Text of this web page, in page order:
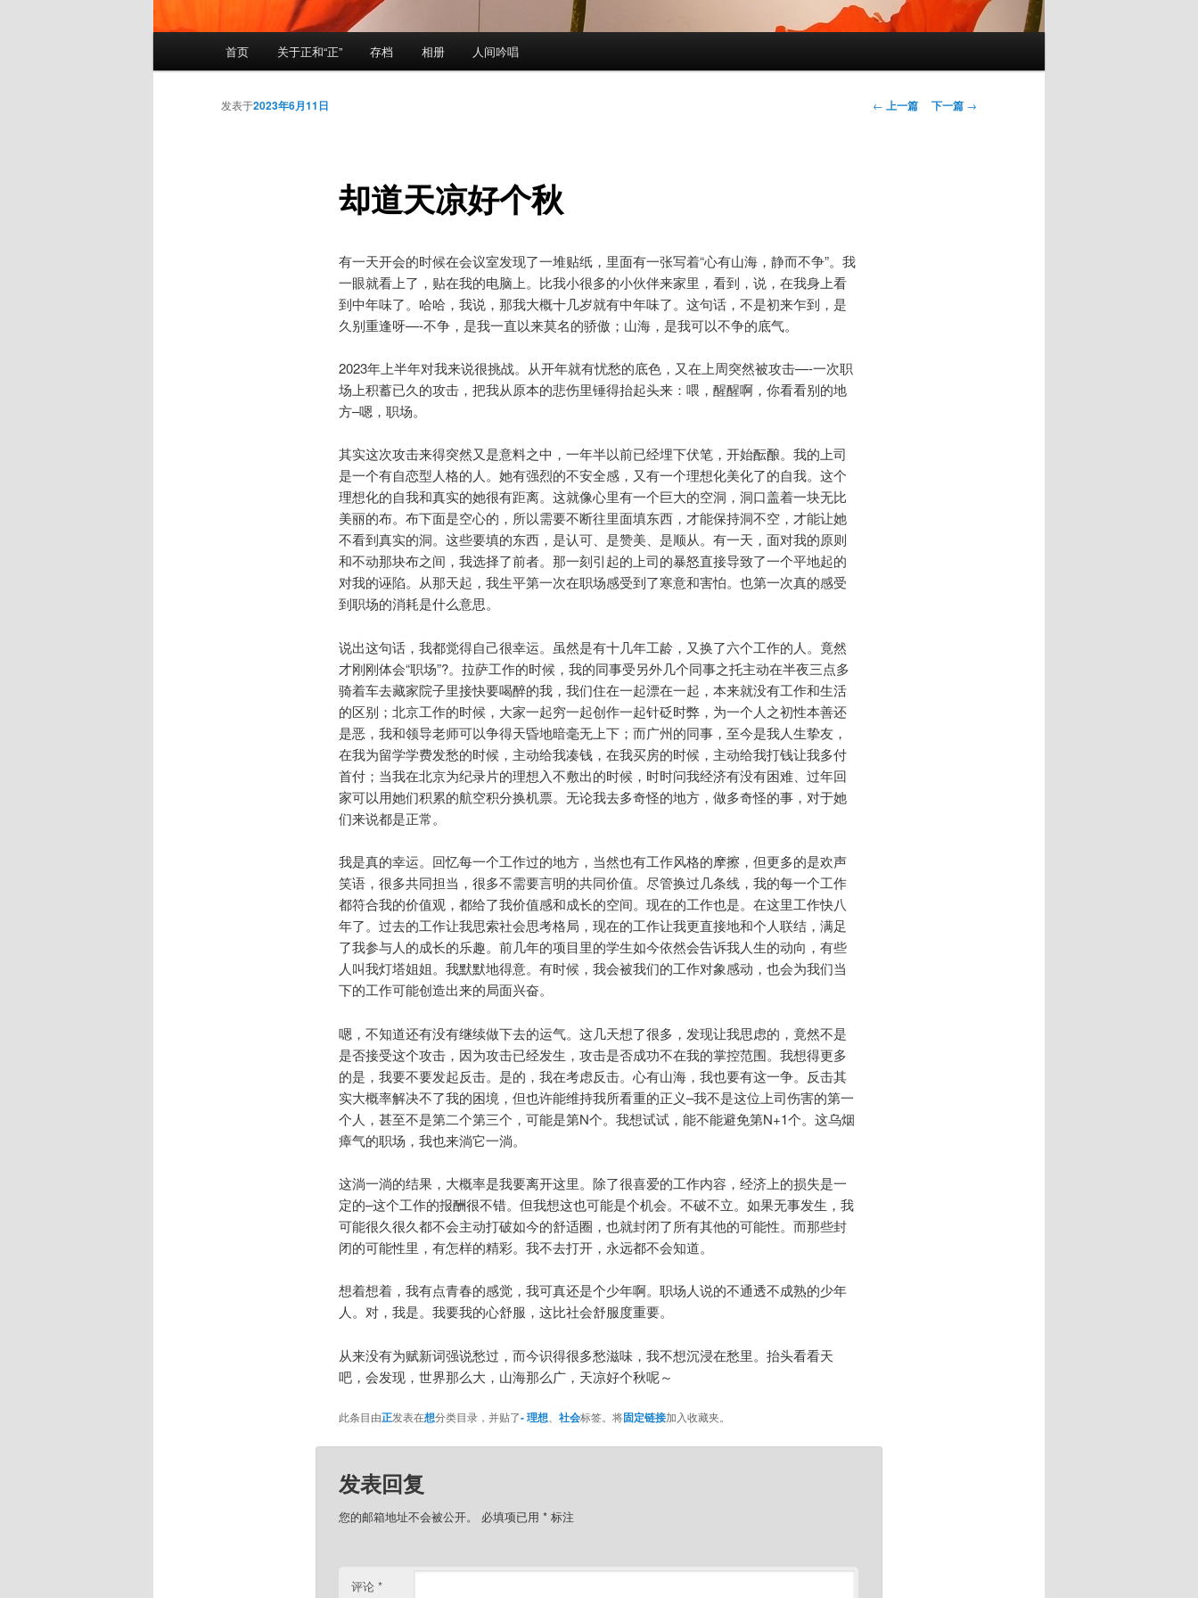
首页 关于正和“正” 存档 相册 人间吟唱
文
← 上一篇 下一篇 →
却道天凉好个秋
发表于2023年6月11日
有一天开会的时候在会议室发现了一堆贴纸，里面有一张写着“心有山海，静而不争”。我
一眼就看上了，贴在我的电脑上。比我小很多的小伙伴来家里，看到，说，在我身上看
到中年味了。哈哈，我说，那我大概十几岁就有中年味了。这句话，不是初来乍到，是
久别重逢呀—-不争，是我一直以来莫名的骄傲；山海，是我可以不争的底气。
2023年上半年对我来说很挑战。从开年就有忧愁的底色，又在上周突然被攻击—-一次职
场上积蓄已久的攻击，把我从原本的悲伤里锤得抬起头来：喂，醒醒啊，你看看别的地
方–嗯，职场。
其实这次攻击来得突然又是意料之中，一年半以前已经埋下伏笔，开始酝酿。我的上司
是一个有自恋型人格的人。她有强烈的不安全感，又有一个理想化美化了的自我。这个
理想化的自我和真实的她很有距离。这就像心里有一个巨大的空洞，洞口盖着一块无比
美丽的布。布下面是空心的，所以需要不断往里面填东西，才能保持洞不空，才能让她
不看到真实的洞。这些要填的东西，是认可、是赞美、是顺从。有一天，面对我的原则
和不动那块布之间，我选择了前者。那一刻引起的上司的暴怒直接导致了一个平地起的
对我的诬陷。从那天起，我生平第一次在职场感受到了寒意和害怕。也第一次真的感受
到职场的消耗是什么意思。
说出这句话，我都觉得自己很幸运。虽然是有十几年工龄，又换了六个工作的人。竟然
才刚刚体会“职场”?。拉萨工作的时候，我的同事受另外几个同事之托主动在半夜三点多
骑着车去藏家院子里接快要喝醉的我，我们住在一起漂在一起，本来就没有工作和生活
的区别；北京工作的时候，大家一起穷一起创作一起针砭时弊，为一个人之初性本善还
是恶，我和领导老师可以争得天昏地暗毫无上下；而广州的同事，至今是我人生挚友，
在我为留学学费发愁的时候，主动给我凑钱，在我买房的时候，主动给我打钱让我多付
首付；当我在北京为纪录片的理想入不敷出的时候，时时问我经济有没有困难、过年回
家可以用她们积累的航空积分换机票。无论我去多奇怪的地方，做多奇怪的事，对于她
们来说都是正常。
我是真的幸运。回忆每一个工作过的地方，当然也有工作风格的摩擦，但更多的是欢声
笑语，很多共同担当，很多不需要言明的共同价值。尽管换过几条线，我的每一个工作
都符合我的价值观，都给了我价值感和成长的空间。现在的工作也是。在这里工作快八
年了。过去的工作让我思索社会思考格局，现在的工作让我更直接地和个人联结，满足
了我参与人的成长的乐趣。前几年的项目里的学生如今依然会告诉我人生的动向，有些
人叫我灯塔姐姐。我默默地得意。有时候，我会被我们的工作对象感动，也会为我们当
下的工作可能创造出来的局面兴奋。
嗯，不知道还有没有继续做下去的运气。这几天想了很多，发现让我思虑的，竟然不是
是否接受这个攻击，因为攻击已经发生，攻击是否成功不在我的掌控范围。我想得更多
的是，我要不要发起反击。是的，我在考虑反击。心有山海，我也要有这一争。反击其
实大概率解决不了我的困境，但也许能维持我所看重的正义–我不是这位上司伤害的第一
个人，甚至不是第二个第三个，可能是第N个。我想试试，能不能避免第N+1个。这乌烟
瘴气的职场，我也来淌它一淌。
这淌一淌的结果，大概率是我要离开这里。除了很喜爱的工作内容，经济上的损失是一
定的–这个工作的报酬很不错。但我想这也可能是个机会。不破不立。如果无事发生，我
可能很久很久都不会主动打破如今的舒适圈，也就封闭了所有其他的可能性。而那些封
闭的可能性里，有怎样的精彩。我不去打开，永远都不会知道。
想着想着，我有点青春的感觉，我可真还是个少年啊。职场人说的不通透不成熟的少年
人。对，我是。我要我的心舒服，这比社会舒服度重要。
从来没有为赋新词强说愁过，而今识得很多愁滋味，我不想沉浸在愁里。抬头看看天
吧，会发现，世界那么大，山海那么广，天凉好个秋呢～
此条目由正发表在想分类目录，并贴了- 理想、 社会标签。将固定链接加入收藏夹。
发表回复
您的邮箱地址不会被公开。 必填项已用 *标注
评论 *